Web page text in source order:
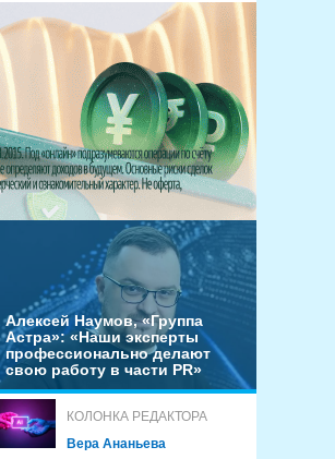
Алексей Наумов, «Группа
Астра»: «Наши эксперты
профессионально делают
свою работу в части PR»
КОЛОНКА РЕДАКТОРА
Вера Ананьева